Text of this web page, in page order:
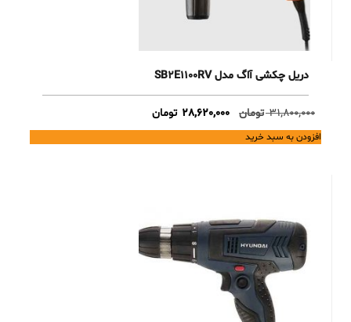
دریل چکشی آاگ مدل SB2E1100RV
31,800,000 تومان
Original
price
was:
28,620,000 تومانCurrent
price
is:
افزودن به سبد خرید